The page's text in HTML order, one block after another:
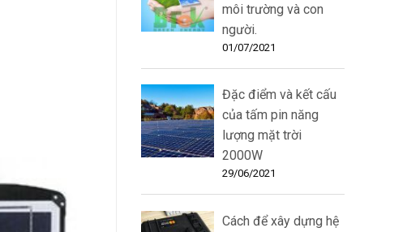
môi trường và con
người.
01/07/2021
Đặc điểm và kết cấu
của tấm pin năng
lượng mặt trời
2000W
29/06/2021
Cách để xây dựng hệ